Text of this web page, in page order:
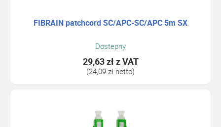
FIBRAIN patchcord SC/APC-SC/APC 5m SX
Dostepny
29,63 złz VAT
(24,09 zł netto)